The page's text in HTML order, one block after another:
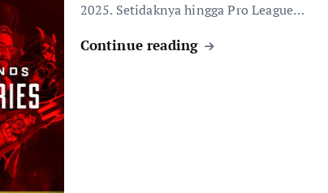
2025. Setidaknya hingga Pro League…
Continue reading